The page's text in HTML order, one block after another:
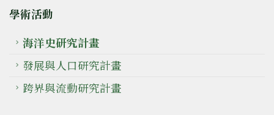
學術活動
海洋史研究計畫
發展與人口研究計畫
跨界與流動研究計畫